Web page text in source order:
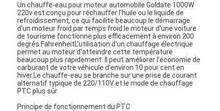
Un chauffe-eau pour moteur automobile Goldate 1000W
220v est conçu pour réchauffer l'huile ou le liquide de
refroidissement, ce qui facilite beaucoup le démarrage
d'un moteur froid par temps froid.le moteur d'une voiture
de tourisme fonctionne plus efficacement à environ 200
degrés FahrenheitL'utilisation d'un chauffage électrique
permet au moteur d'atteindre cette température
beaucoup plus rapidement. Il peut améliorer l'économie de
carburant de votre véhicule d'environ 10 pour cent en
hiver.Le chauffe-eau se branche sur une prise de courant
alternatif typique de 220/110V et le mode de chauffage
PTC plus sûr
Principe de fonctionnement du PTC